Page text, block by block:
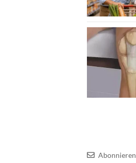
Abonnieren